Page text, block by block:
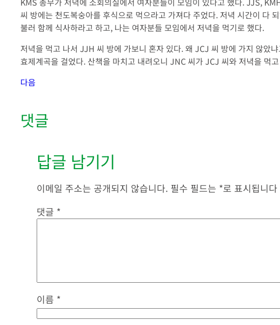
씨 방에는 천도복숭아를 후식으로 먹으라고 가져다 주었다. 저녁 시간이 다
불러 함께 식사하라고 하고, 나는 여자분들 모임에서 저녁을 먹기로 했다.
저녁을 먹고 나서 JJH 씨 방에 가보니 혼자 있다. 왜 JCJ 씨 방에 가지 않았
효제계곡을 걸었다. 산책을 마치고 내려오니 JNC 씨가 JCJ 씨와 저녁을 먹
다음
댓글
답글 남기기
이메일 주소는 공개되지 않습니다. 필수 필드는 *로 표시됩니다
댓글 *
이름 *